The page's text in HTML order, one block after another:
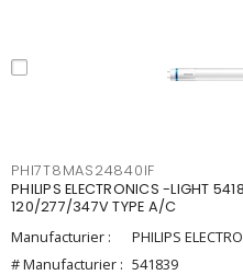
PHI7T8MAS24840IF
PHILIPS ELECTRONICS -LIGHT
120/277/347V TYPE A/C
Manufacturier :
PHILIPS
# Manufacturier : 541839